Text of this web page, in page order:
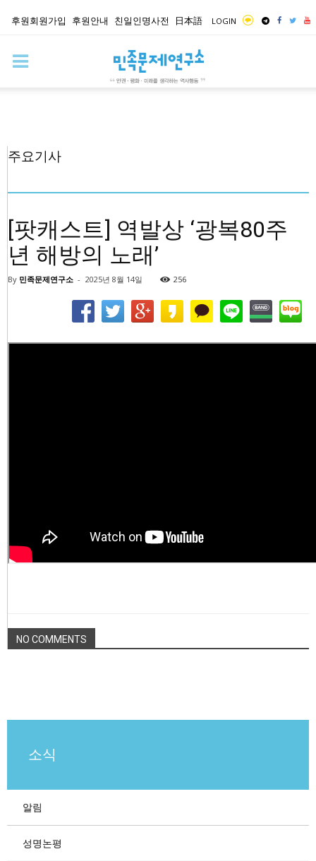
후원회원가입 후원안내 친일인명사전 日本語 LOGIN
주요기사
[팟캐스트] 역발상 ‘광복80주
년 해방의 노래’
By 민족문제연구소 - 2025년 8월 14일 256
NO COMMENTS
소식
알림
성명논평